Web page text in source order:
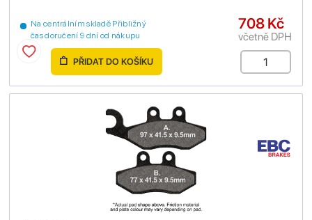
Na centrálním skladě Přibližný
čas doručení 9 dní od nákupu
708 Kč
včetně DPH
PŘIDAT DO KOŠÍKU